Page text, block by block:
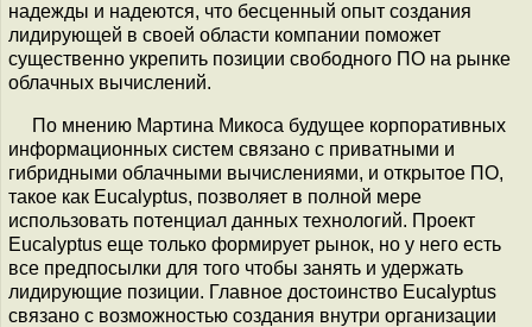
надежды и надеются, что бесценный опыт создания
лидирующей в своей области компании поможет
существенно укрепить позиции свободного ПО на рынке
облачных вычислений.
По мнению Мартина Микоса будущее корпоративных
информационных систем связано с приватными и
гибридными облачными вычислениями, и открытое ПО,
такое как Eucalyptus, позволяет в полной мере
использовать потенциал данных технологий. Проект
Eucalyptus еще только формирует рынок, но у него есть
все предпосылки для того чтобы занять и удержать
лидирующие позиции. Главное достоинство Eucalyptus
связано с возможностью создания внутри организации